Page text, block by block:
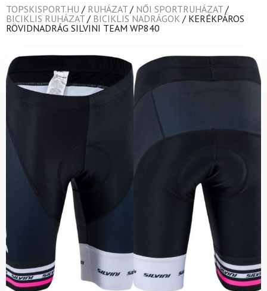
TOPSKISPORT.HU / RUHÁZAT / NŐI SPORTRUHÁZAT /
BICIKLIS RUHÁZAT / BICIKLIS NADRÁGOK / KERÉKPÁROS
RÖVIDNADRÁG SILVINI TEAM WP840